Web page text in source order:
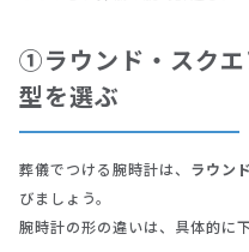
①ラウンド・スクエ
型を選ぶ
葬儀でつける腕時計は、 ラウン
びましょう。
腕時計の形の違いは、具体的に